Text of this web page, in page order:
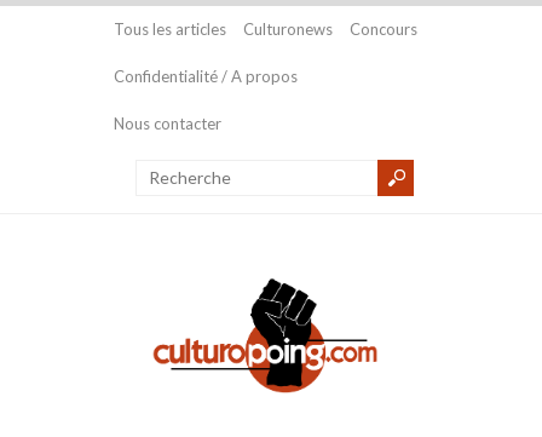
Tous les articles Culturonews Concours
Confidentialité / A propos
Nous contacter